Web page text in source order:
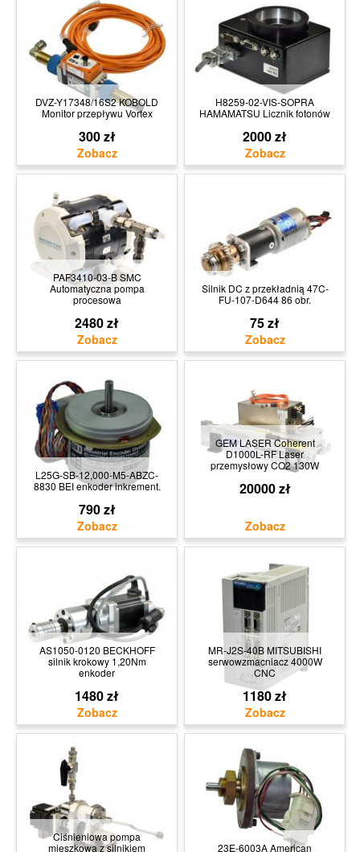
DVZ-Y17348/16S2 KOBOLD
Monitor przepływu Vortex
300 zł
H8259-02-VIS-SOPRA
HAMAMATSU Licznik fotonów
2000 zł
PAF3410-03-B SMC
Automatyczna pompa
procesowa
2480 zł
Silnik DC z przekładnią 47C-
FU-107-D644 86 obr.
75 zł
L25G-SB-12,000-M5-ABZC-
8830 BEI enkoder inkrement.
790 zł
GEM LASER Coherent
D1000L-RF Laser
przemysłowy CO2 130W
20000 zł
AS1050-0120 BECKHOFF
silnik krokowy 1,20Nm
enkoder
1480 zł
MR-J2S-40B MITSUBISHI
serwowzmacniacz 4000W
CNC
1180 zł
Ciśnieniowa pompa
mieszkowa z silnikiem
23E-6003A American